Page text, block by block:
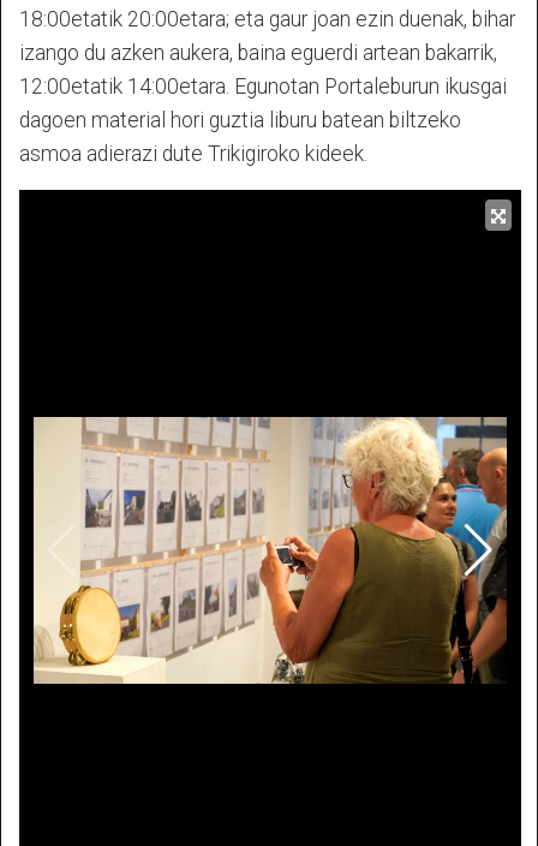
18:00etatik 20:00etara; eta gaur joan ezin duenak, bihar
izango du azken aukera, baina eguerdi artean bakarrik,
12:00etatik 14:00etara. Egunotan Portaleburun ikusgai
dagoen material hori guztia liburu batean biltzeko
asmoa adierazi dute Trikigiroko kideek.